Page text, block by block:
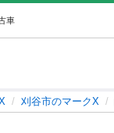
車
刈谷市のマークX